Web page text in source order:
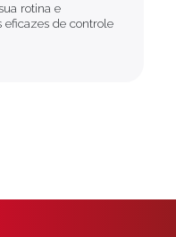
rotina e
eficazes de controle